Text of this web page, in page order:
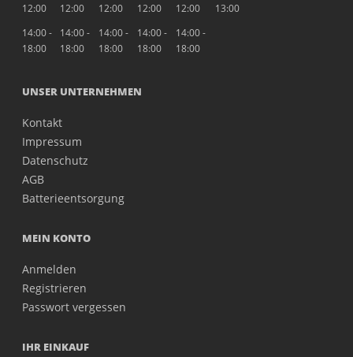
12:00
12:00
12:00
12:00
12:00
13:00
14:00 -
18:00
14:00 -
18:00
14:00 -
18:00
14:00 -
18:00
14:00 -
18:00
UNSER UNTERNEHMEN
Kontakt
Impressum
Datenschutz
AGB
Batterieentsorgung
MEIN KONTO
Anmelden
Registrieren
Passwort vergessen
IHR EINKAUF